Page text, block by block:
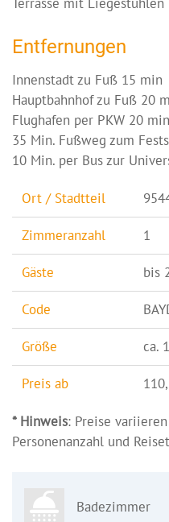
Entfernungen
Innenstadt zu Fuß 15 min
Hauptbahnhof zu Fuß 20
Flughafen per PKW 20 min
35 Min. Fußweg zum
10 Min. per Bus zur
Ort / Stadtteil
Zimmeranzahl 1
Gäste bis
Code
Größe ca.
Preis ab
* Hinweis: Preise
Personenanzahl und
Badezimmer